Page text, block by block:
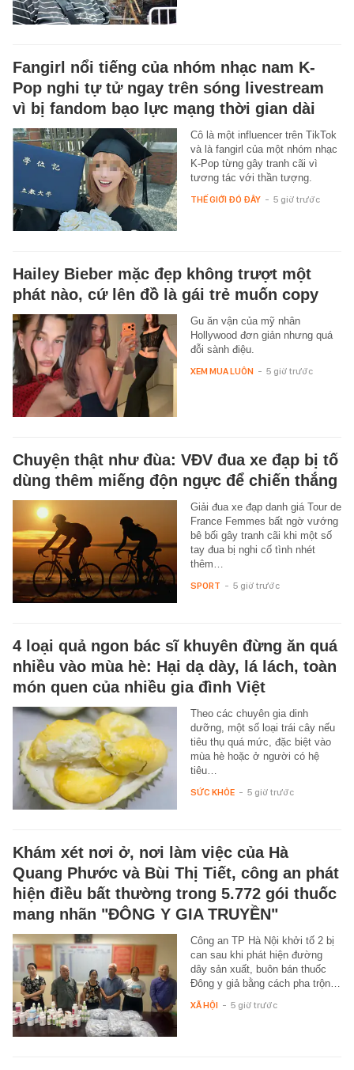
Fangirl nổi tiếng của nhóm nhạc nam K-
Pop nghi tự tử ngay trên sóng livestream
vì bị fandom bạo lực mạng thời gian dài
Cô là một influencer trên TikTok
và là fangirl của một nhóm nhạc
K-Pop từng gây tranh cãi vì
tương tác với thần tượng.
THẾ GIỚI ĐÓ ĐÂY - 5 giờ trước
Hailey Bieber mặc đẹp không trượt một
phát nào, cứ lên đồ là gái trẻ muốn copy
Gu ăn vận của mỹ nhân
Hollywood đơn giản nhưng quá
đỗi sành điệu.
XEM MUA LUÔN - 5 giờ trước
Chuyện thật như đùa: VĐV đua xe đạp bị tố
dùng thêm miếng độn ngực để chiến thắng
Giải đua xe đạp danh giá Tour de
France Femmes bất ngờ vướng
bê bối gây tranh cãi khi một số
tay đua bị nghi cố tình nhét
thêm…
SPORT - 5 giờ trước
4 loại quả ngon bác sĩ khuyên đừng ăn quá
nhiều vào mùa hè: Hại dạ dày, lá lách, toàn
món quen của nhiều gia đình Việt
Theo các chuyên gia dinh
dưỡng, một số loại trái cây nếu
tiêu thụ quá mức, đặc biệt vào
mùa hè hoặc ở người có hệ
tiêu…
SỨC KHỎE - 5 giờ trước
Khám xét nơi ở, nơi làm việc của Hà
Quang Phước và Bùi Thị Tiết, công an phát
hiện điều bất thường trong 5.772 gói thuốc
mang nhãn "ĐÔNG Y GIA TRUYỀN"
Công an TP Hà Nội khởi tố 2 bị
can sau khi phát hiện đường
dây sản xuất, buôn bán thuốc
Đông y giả bằng cách pha trộn…
XÃ HỘI - 5 giờ trước